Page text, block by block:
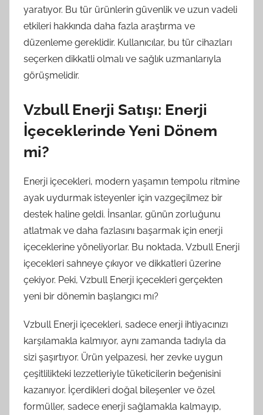
yaratıyor. Bu tür ürünlerin güvenlik ve uzun vadeli
etkileri hakkında daha fazla araştırma ve
düzenleme gereklidir. Kullanıcılar, bu tür cihazları
seçerken dikkatli olmalı ve sağlık uzmanlarıyla
görüşmelidir.
Vzbull Enerji Satışı: Enerji
İçeceklerinde Yeni Dönem
mi?
Enerji içecekleri, modern yaşamın tempolu ritmine
ayak uydurmak isteyenler için vazgeçilmez bir
destek haline geldi. İnsanlar, günün zorluğunu
atlatmak ve daha fazlasını başarmak için enerji
içeceklerine yöneliyorlar. Bu noktada, Vzbull Enerji
içecekleri sahneye çıkıyor ve dikkatleri üzerine
çekiyor. Peki, Vzbull Enerji içecekleri gerçekten
yeni bir dönemin başlangıcı mı?
Vzbull Enerji içecekleri, sadece enerji ihtiyacınızı
karşılamakla kalmıyor, aynı zamanda tadıyla da
sizi şaşırtıyor. Ürün yelpazesi, her zevke uygun
çeşitlilikteki lezzetleriyle tüketicilerin beğenisini
kazanıyor. İçerdikleri doğal bileşenler ve özel
formüller, sadece enerji sağlamakla kalmayıp,